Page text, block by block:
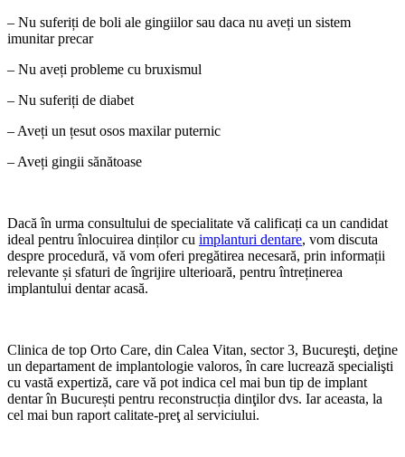
– Nu suferiți de boli ale gingiilor sau daca nu aveți un sistem
imunitar precar
– Nu aveți probleme cu bruxismul
– Nu suferiți de diabet
– Aveți un țesut osos maxilar puternic
– Aveți gingii sănătoase
Dacă în urma consultului de specialitate vă calificați ca un candidat
ideal pentru înlocuirea dinților cu implanturi dentare, vom discuta
despre procedură, vă vom oferi pregătirea necesară, prin informații
relevante și sfaturi de îngrijire ulterioară, pentru întreținerea
implantului dentar acasă.
Clinica de top Orto Care, din Calea Vitan, sector 3, Bucureşti, deţine
un departament de implantologie valoros, în care lucrează specialişti
cu vastă expertiză, care vă pot indica cel mai bun tip de implant
dentar în București pentru reconstrucția dinţilor dvs. Iar aceasta, la
cel mai bun raport calitate-preţ al serviciului.